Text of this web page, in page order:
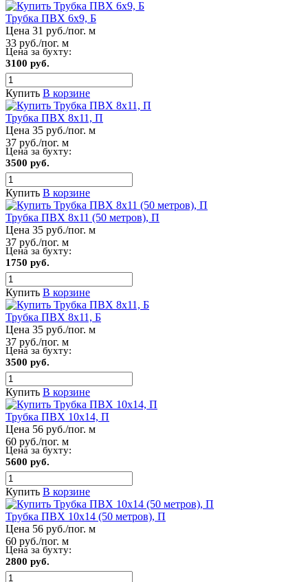
Трубка ПВХ 6х9, Б
Цена 31 руб./пог. м
33 руб./пог. м
Цена за бухту:
3100 руб.
Купить В корзине
Трубка ПВХ 8х11, П
Цена 35 руб./пог. м
37 руб./пог. м
Цена за бухту:
3500 руб.
Купить В корзине
Трубка ПВХ 8х11 (50 метров), П
Цена 35 руб./пог. м
37 руб./пог. м
Цена за бухту:
1750 руб.
Купить В корзине
Трубка ПВХ 8х11, Б
Цена 35 руб./пог. м
37 руб./пог. м
Цена за бухту:
3500 руб.
Купить В корзине
Трубка ПВХ 10х14, П
Цена 56 руб./пог. м
60 руб./пог. м
Цена за бухту:
5600 руб.
Купить В корзине
Трубка ПВХ 10х14 (50 метров), П
Цена 56 руб./пог. м
60 руб./пог. м
Цена за бухту:
2800 руб.